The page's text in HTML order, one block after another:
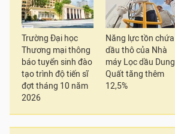
Trường Đại học
Thương mại thông
báo tuyển sinh đào
tạo trình độ tiến sĩ
đợt tháng 10 năm
2026
Năng lực tồn chứa
dầu thô của Nhà
máy Lọc dầu Dung
Quất tăng thêm
12,5%